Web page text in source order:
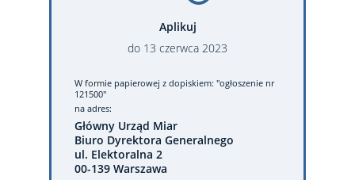
Aplikuj
do 13 czerwca 2023
W formie papierowej z dopiskiem: "ogłoszenie nr
121500"
na adres:
Główny Urząd Miar
Biuro Dyrektora Generalnego
ul. Elektoralna 2
00-139 Warszawa